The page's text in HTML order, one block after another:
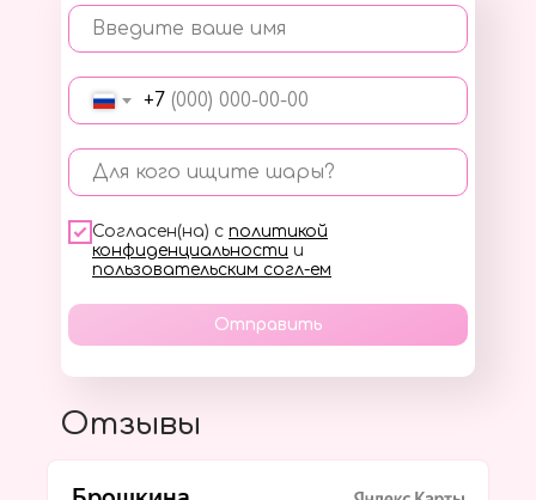
Введите ваше имя
+7
Для кого ищите шары?
Согласен(на) с политикой
конфиденциальности и
пользовательским согл-ем
Отправить
Отзывы